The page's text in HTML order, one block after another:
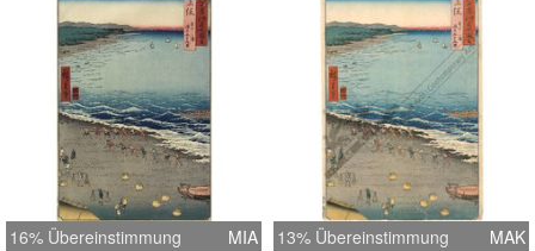
16% Übereinstimmung MIA 13% Übereinstimmung MAK